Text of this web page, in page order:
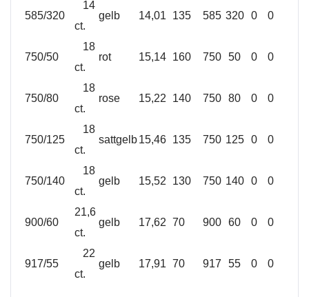
585/320
14
ct.
gelb 14,01 135 585 320 0 0
750/50
18
ct.
rot 15,14 160 750 50 0 0
750/80
18
ct.
rose 15,22 140 750 80 0 0
750/125
18
ct.
sattgelb15,46 135 750 125 0 0
750/140
18
ct.
gelb 15,52 130 750 140 0 0
900/60
21,6
ct.
gelb 17,62 70 900 60 0 0
917/55
22
ct.
gelb 17,91 70 917 55 0 0